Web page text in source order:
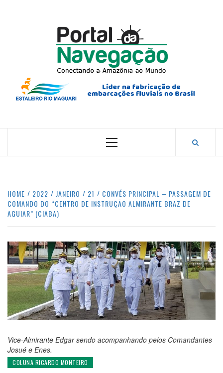
CONECTANDO A AMAZÔNIA COM O MUNDO.
Primary
HOME 2022 JANEIRO 21
CONVÉS PRINCIPAL – PASSAGEM DE
COMANDO DO “CENTRO DE INSTRUÇÃO ALMIRANTE BRAZ DE
AGUIAR” (CIABA)
Vice-Almirante Edgar sendo acompanhando pelos Comandantes
Josué e Enes.
COLUNA RICARDO MONTEIRO